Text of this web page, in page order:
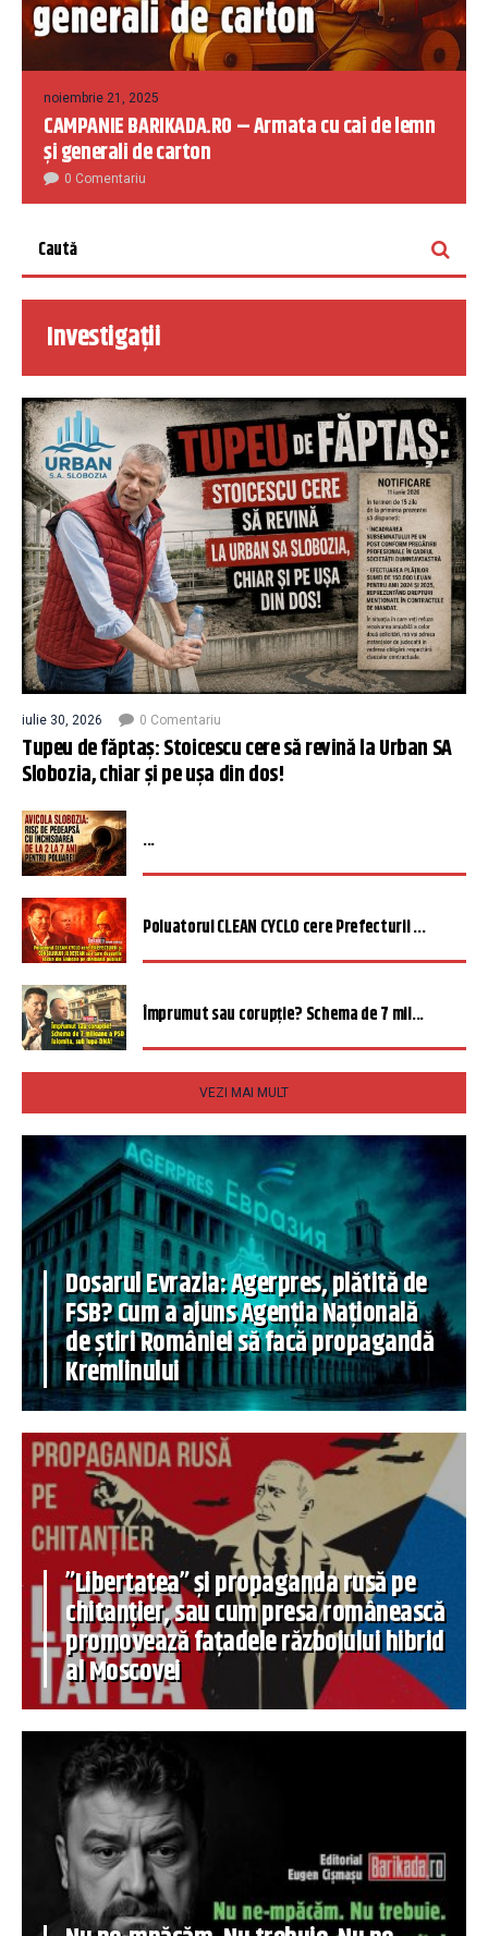
noiembrie 21, 2025
CAMPANIE BARIKADA.RO – Armata cu cai de lemn
și generali de carton
0 Comentariu
Investigații
iulie 30, 2026 0 Comentariu
Tupeu de făptaș: Stoicescu cere să revină la Urban SA
Slobozia, chiar și pe ușa din dos!
...
Poluatorul CLEAN CYCLO cere Prefecturii ...
Împrumut sau corupție? Schema de 7 mil...
VEZI MAI MULT
Dosarul Evrazia: Agerpres, plătită de
FSB? Cum a ajuns Agenția Națională
de știri României să facă propagandă
Kremlinului
”Libertatea” și propaganda rusă pe
chitanțier, sau cum presa românească
promovează fațadele războiului hibrid
al Moscovei